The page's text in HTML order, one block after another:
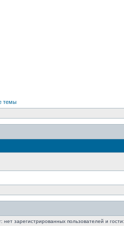
темы
зарегистрированных пользователей и